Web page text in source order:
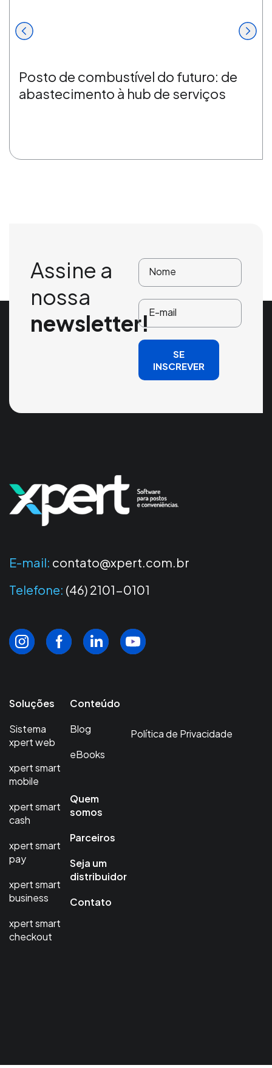
Posto de combustível do futuro: de
abastecimento à hub de serviços
Assine a
nossa
newsletter!
SE
INSCREVER
E-mail: contato@xpert.com.br
Telefone: (46) 2101-0101
Soluções
Sistema
xpert web
xpert smart
mobile
xpert smart
cash
xpert smart
pay
xpert smart
business
xpert smart
checkout
Conteúdo
Blog
eBooks
Quem
somos
Parceiros
Seja um
distribuidor
Contato
Política de Privacidade